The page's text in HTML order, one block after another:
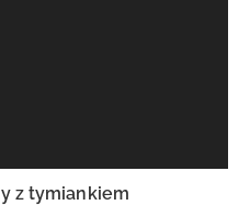
z tymiankiem